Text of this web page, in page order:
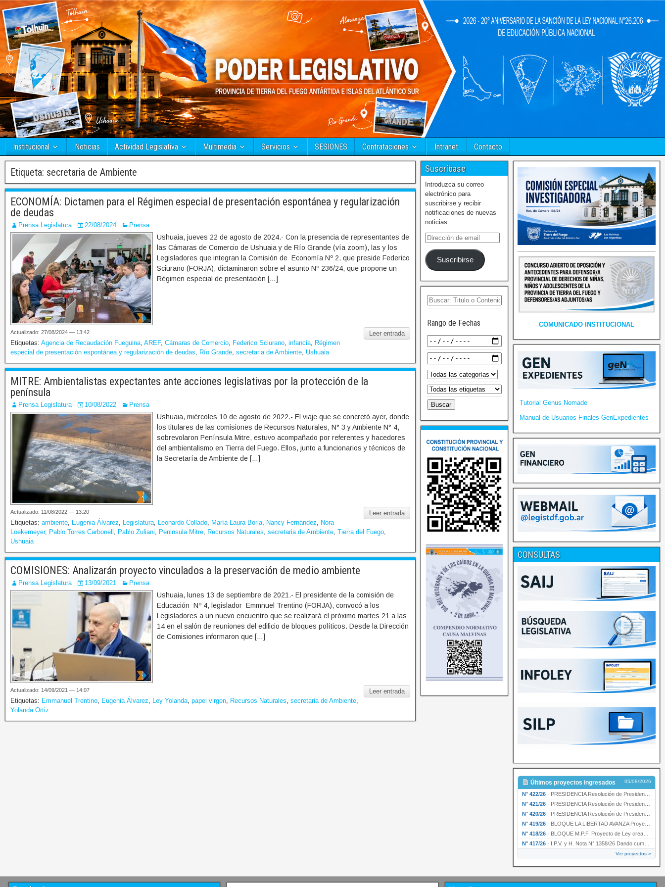
Institucional Noticias Actividad Legislativa Multimedia Servicios SESIONES Contrataciones Intranet Contacto
Etiqueta: secretaria de Ambiente
ECONOMÍA: Dictamen para el Régimen especial de presentación espontánea y regularización
de deudas
Prensa Legislatura 22/08/2024 Prensa
Ushuaia, jueves 22 de agosto de 2024.- Con la presencia de representantes de
las Cámaras de Comercio de Ushuaia y de Río Grande (vía zoom), las y los
Legisladores que integran la Comisión de Economía Nº 2, que preside Federico
Sciurano (FORJA), dictaminaron sobre el asunto Nº 236/24, que propone un
Régimen especial de presentación […]
Leer entrada
Actualizado: 27/08/2024 — 13:42
Etiquetas: Agencia de Recaudación Fueguina, AREF, Cámaras de Comercio, Federico Sciurano, infancia, Régimen
especial de presentación espontánea y regularización de deudas, Río Grande, secretaria de Ambiente, Ushuaia
MITRE: Ambientalistas expectantes ante acciones legislativas por la protección de la
península
Prensa Legislatura 10/08/2022 Prensa
Ushuaia, miércoles 10 de agosto de 2022.- El viaje que se concretó ayer, donde
los titulares de las comisiones de Recursos Naturales, N° 3 y Ambiente N° 4,
sobrevolaron Península Mitre, estuvo acompañado por referentes y hacedores
del ambientalismo en Tierra del Fuego. Ellos, junto a funcionarios y técnicos de
la Secretaría de Ambiente de […]
Leer entrada
Actualizado: 11/08/2022 — 13:20
Etiquetas: ambiente, Eugenia Álvarez, Legislatura, Leonardo Collado, María Laura Borla, Nancy Fernández, Nora
Loekemeyer, Pablo Torres Carbonell , Pablo Zuliani, Peninsula Mitre, Recursos Naturales, secretaria de Ambiente, Tierra del Fuego,
Ushuaia
COMISIONES: Analizarán proyecto vinculados a la preservación de medio ambiente
Prensa Legislatura 13/09/2021 Prensa
Ushuaia, lunes 13 de septiembre de 2021.- El presidente de la comisión de
Educación Nº 4, legislador Emmnuel Trentino (FORJA), convocó a los
Legisladores a un nuevo encuentro que se realizará el próximo martes 21 a las
14 en el salón de reuniones del edificio de bloques políticos. Desde la Dirección
de Comisiones informaron que […]
Leer entrada
Actualizado: 14/09/2021 — 14:07
Etiquetas: Emmanuel Trentino, Eugenia Álvarez, Ley Yolanda, papel virgen, Recursos Naturales, secretaria de Ambiente,
Yolanda Ortiz
Suscríbase
Introduzca su correo
electrónico para
suscribirse y recibir
notificaciones de nuevas
noticias.
Suscribirse
Rango de Fechas COMUNICADO INSTITUCIONAL
Tutorial Genus Nomade
Manual de Usuarios Finales GenExpedientes
CONSULTAS
Últimos proyectos ingresados 05/08/2026
N° 422/26 · PRESIDENCIA Resolución de Presidencia N° 200/26 para su ratificación.
N° 421/26 · PRESIDENCIA Resolución de Presidencia N° 199/26 para su ratificación.
N° 420/26 · PRESIDENCIA Resolución de Presidencia N° 198/26 para su ratificación.
N° 419/26 · BLOQUE LA LIBERTAD AVANZA Proyecto de Ley declarando la esencialidad del servicio educativ…
N° 418/26 · BLOQUE M.P.F. Proyecto de Ley creando el Ente Único Regulador de servicios públicos de la …
N° 417/26 · I.P.V. y H. Nota N° 1358/26 Dando cumplimiento al artículo 29 de la Ley provincial N° 1399…
Ver proyectos »